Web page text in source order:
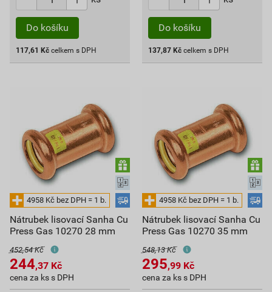
Do košíku
117,61 Kč celkem s DPH
Do košíku
137,87 Kč celkem s DPH
Nátrubek lisovací Sanha Cu
Press Gas 10270 28 mm
452,54 Kč
244,37 Kč
cena za ks s DPH
Nátrubek lisovací Sanha Cu
Press Gas 10270 35 mm
548,13 Kč
295,99 Kč
cena za ks s DPH